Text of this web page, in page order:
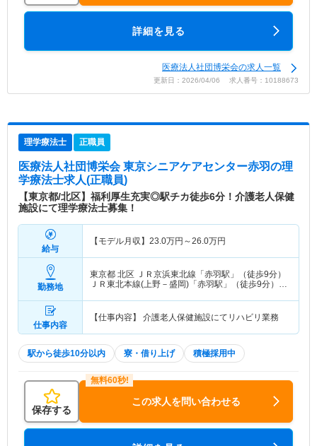
詳細を見る
医療法人社団博栄会の求人一覧
更新日：2026/04/06 求人番号：10188673
理学療法士 正職員
医療法人社団博栄会 東京シニアケアセンター赤羽の理
学療法士求人(正職員)
【東京都/北区】福利厚生充実◎駅チカ徒歩6分！介護老人保健
施設にて理学療法士募集！
給与
【モデル月収】 23.0万円～26.0万円
勤務地
東京都 北区 ＪＲ京浜東北線「赤羽駅」（徒歩9分）
ＪＲ東北本線(上野－盛岡)「赤羽駅」（徒歩9分）
仕事内容
【仕事内容】 介護老人保健施設にてリハビリ業務
駅から徒歩10分以内 寮・借り上げ 積極採用中
保存する
この求人を問い合わせる